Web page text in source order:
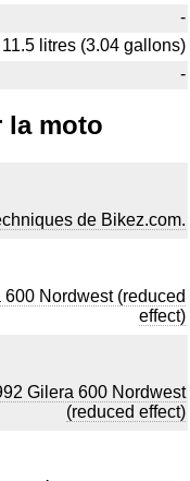
-
11.5 litres (3.04 gallons)
-
la moto
de Bikez.com.
Nordwest (reduced
effect)
Gilera 600 Nordwest
(reduced effect)